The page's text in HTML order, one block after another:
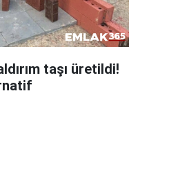
taşı üretildi!